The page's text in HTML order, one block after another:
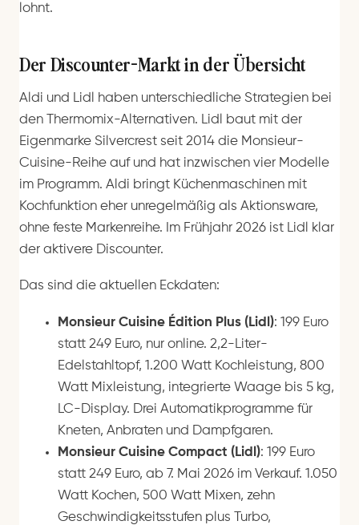
lohnt.
Der Discounter-Markt in der Übersicht
Aldi und Lidl haben unterschiedliche Strategien bei
den Thermomix-Alternativen. Lidl baut mit der
Eigenmarke Silvercrest seit 2014 die Monsieur-
Cuisine-Reihe auf und hat inzwischen vier Modelle
im Programm. Aldi bringt Küchenmaschinen mit
Kochfunktion eher unregelmäßig als Aktionsware,
ohne feste Markenreihe. Im Frühjahr 2026 ist Lidl klar
der aktivere Discounter.
Das sind die aktuellen Eckdaten:
Monsieur Cuisine Édition Plus (Lidl): 199 Euro
statt 249 Euro, nur online. 2,2-Liter-
Edelstahltopf, 1.200 Watt Kochleistung, 800
Watt Mixleistung, integrierte Waage bis 5 kg,
LC-Display. Drei Automatikprogramme für
Kneten, Anbraten und Dampfgaren.
Monsieur Cuisine Compact (Lidl): 199 Euro
statt 249 Euro, ab 7. Mai 2026 im Verkauf. 1.050
Watt Kochen, 500 Watt Mixen, zehn
Geschwindigkeitsstufen plus Turbo,